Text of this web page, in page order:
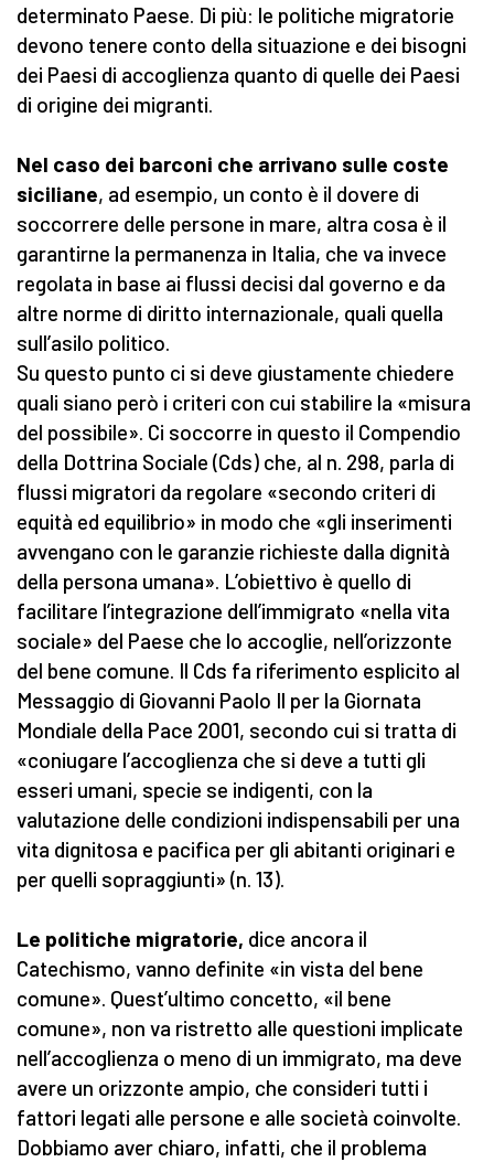
determinato Paese. Di più: le politiche migratorie
devono tenere conto della situazione e dei bisogni
dei Paesi di accoglienza quanto di quelle dei Paesi
di origine dei migranti.
Nel caso dei barconi che arrivano sulle coste
siciliane, ad esempio, un conto è il dovere di
soccorrere delle persone in mare, altra cosa è il
garantirne la permanenza in Italia, che va invece
regolata in base ai flussi decisi dal governo e da
altre norme di diritto internazionale, quali quella
sull’asilo politico.
Su questo punto ci si deve giustamente chiedere
quali siano però i criteri con cui stabilire la «misura
del possibile». Ci soccorre in questo il Compendio
della Dottrina Sociale (Cds) che, al n. 298, parla di
flussi migratori da regolare «secondo criteri di
equità ed equilibrio» in modo che «gli inserimenti
avvengano con le garanzie richieste dalla dignità
della persona umana». L’obiettivo è quello di
facilitare l’integrazione dell’immigrato «nella vita
sociale» del Paese che lo accoglie, nell’orizzonte
del bene comune. Il Cds fa riferimento esplicito al
Messaggio di Giovanni Paolo Il per la Giornata
Mondiale della Pace 2001, secondo cui si tratta di
«coniugare l’accoglienza che si deve a tutti gli
esseri umani, specie se indigenti, con la
valutazione delle condizioni indispensabili per una
vita dignitosa e pacifica per gli abitanti originari e
per quelli sopraggiunti» (n. 13).
Le politiche migratorie, dice ancora il
Catechismo, vanno definite «in vista del bene
comune». Quest’ultimo concetto, «il bene
comune», non va ristretto alle questioni implicate
nell’accoglienza o meno di un immigrato, ma deve
avere un orizzonte ampio, che consideri tutti i
fattori legati alle persone e alle società coinvolte.
Dobbiamo aver chiaro, infatti, che il problema